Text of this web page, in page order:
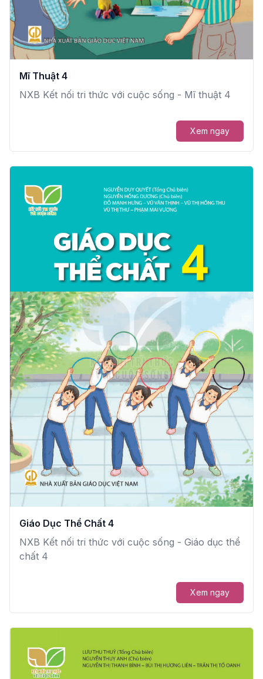
Mĩ Thuật 4
NXB Kết nối tri thức với cuộc sống - Mĩ thuật 4
Xem ngay
Giáo Dục Thể Chất 4
NXB Kết nối tri thức với cuộc sống - Giáo dục thể
chất 4
Xem ngay